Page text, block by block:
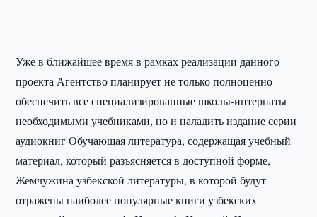
Уже в ближайшее время в рамках реализации данного
проекта Агентство планирует не только полноценно
обеспечить все специализированные школы-интернаты
необходимыми учебниками, но и наладить издание серии
аудиокниг Обучающая литература, содержащая учебный
материал, который разъясняется в доступной форме,
Жемчужина узбекской литературы, в которой будут
отражены наиболее популярные книги узбекских